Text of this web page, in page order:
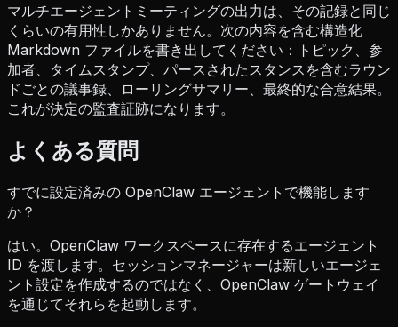
マルチエージェントミーティングの出力は、その記録と同じ
くらいの有用性しかありません。次の内容を含む構造化
Markdown ファイルを書き出してください：トピック、参
加者、タイムスタンプ、パースされたスタンスを含むラウン
ドごとの議事録、ローリングサマリー、最終的な合意結果。
これが決定の監査証跡になります。
よくある質問
すでに設定済みの OpenClaw エージェントで機能します
か？
はい。OpenClaw ワークスペースに存在するエージェント
ID を渡します。セッションマネージャーは新しいエージェ
ント設定を作成するのではなく、OpenClaw ゲートウェイ
を通じてそれらを起動します。